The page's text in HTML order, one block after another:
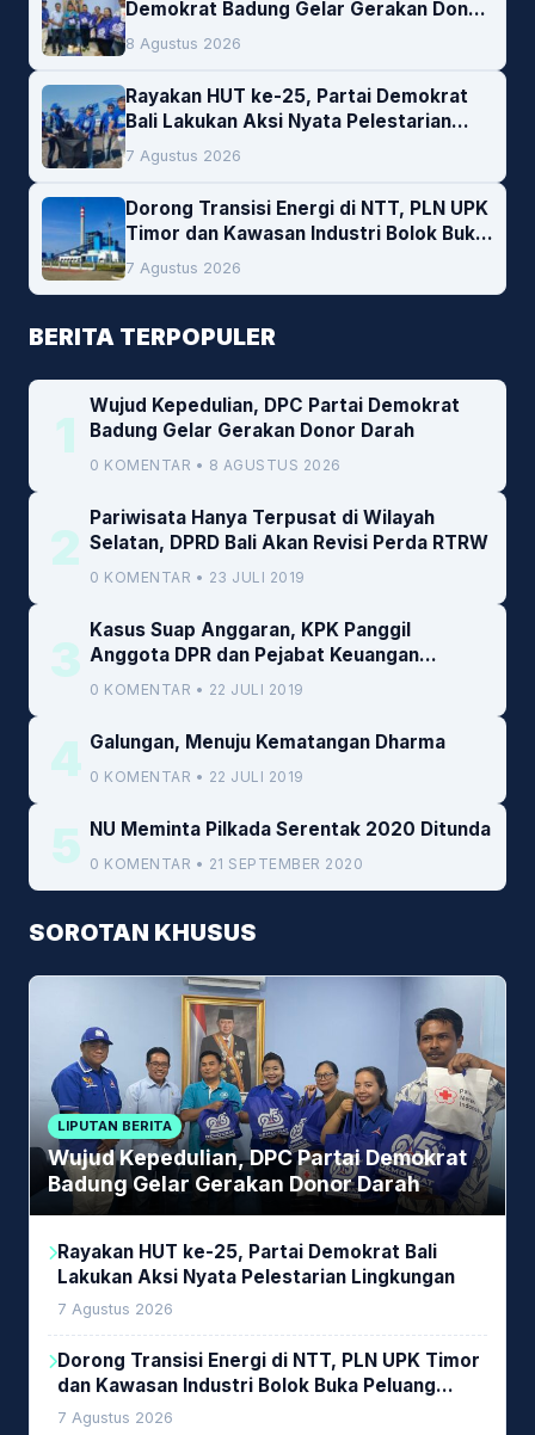
Demokrat Badung Gelar Gerakan Donor
Darah
8 Agustus 2026
Rayakan HUT ke-25, Partai Demokrat
Bali Lakukan Aksi Nyata Pelestarian
Lingkungan
7 Agustus 2026
Dorong Transisi Energi di NTT, PLN UPK
Timor dan Kawasan Industri Bolok Buka
Peluang Investasi Woodchip untuk
Cofiring PLTU Bolok
7 Agustus 2026
BERITA TERPOPULER
1
Wujud Kepedulian, DPC Partai Demokrat
Badung Gelar Gerakan Donor Darah
0 KOMENTAR • 8 AGUSTUS 2026
2
Pariwisata Hanya Terpusat di Wilayah
Selatan, DPRD Bali Akan Revisi Perda RTRW
0 KOMENTAR • 23 JULI 2019
3
Kasus Suap Anggaran, KPK Panggil
Anggota DPR dan Pejabat Keuangan
Kemenkeu
0 KOMENTAR • 22 JULI 2019
4 Galungan, Menuju Kematangan Dharma
0 KOMENTAR • 22 JULI 2019
5 NU Meminta Pilkada Serentak 2020 Ditunda
0 KOMENTAR • 21 SEPTEMBER 2020
SOROTAN KHUSUS
LIPUTAN BERITA
Wujud Kepedulian, DPC Partai Demokrat
Badung Gelar Gerakan Donor Darah
Rayakan HUT ke-25, Partai Demokrat Bali
Lakukan Aksi Nyata Pelestarian Lingkungan
7 Agustus 2026
Dorong Transisi Energi di NTT, PLN UPK Timor
dan Kawasan Industri Bolok Buka Peluang
Investasi Woodchip untuk Cofiring PLTU Bolok
7 Agustus 2026